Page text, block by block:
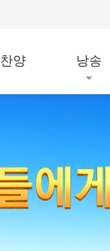
찬양 낭송